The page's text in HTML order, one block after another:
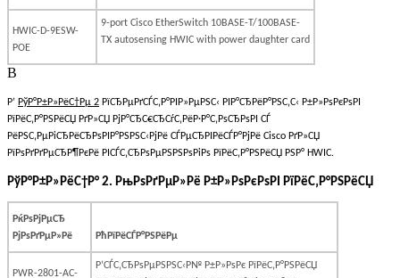
HWIC-D-9ESW-
POE
9-port Cisco EtherSwitch 10BASE-T/100BASE-
TX autosensing HWIC with power daughter card
В
Р’ РўР°Р±Р»РёС†Рµ 2 РїСЂРµРґСЃС‚Р°РІР»РµРЅС‹ РІР°СЂРёР°РЅС‚С‹ Р±Р»РѕРєРѕРІ
РїРёС‚Р°РЅРёСЏ РґР»СЏ РјР°СЂС€СЂСѓС‚РёР·Р°С‚РѕСЂРѕРІ СЃ
РёРЅС‚РµРіСЂРёСЂРѕРІР°РЅРЅС‹РјРё СЃРµСЂРІРёСЃР°РјРё Cisco РґР»СЏ
РїРѕРґРґРµСЂР¶РєРё РІСЃС‚СЂРѕРµРЅРЅРѕРіРѕ РїРёС‚Р°РЅРёСЏ РЅР° HWIC.
РўР°Р±Р»РёС†Р° 2. РњРѕРґРµР»Рё Р±Р»РѕРєРѕРІ РїРёС‚Р°РЅРёСЏ
РќРѕРјРµСЂ
РјРѕРґРµР»Рё
РћРїРёСЃР°РЅРёРµ
PWR-2801-AC-
Р’СЃС‚СЂРѕРµРЅРЅС‹Р№ Р±Р»РѕРє РїРёС‚Р°РЅРёСЏ